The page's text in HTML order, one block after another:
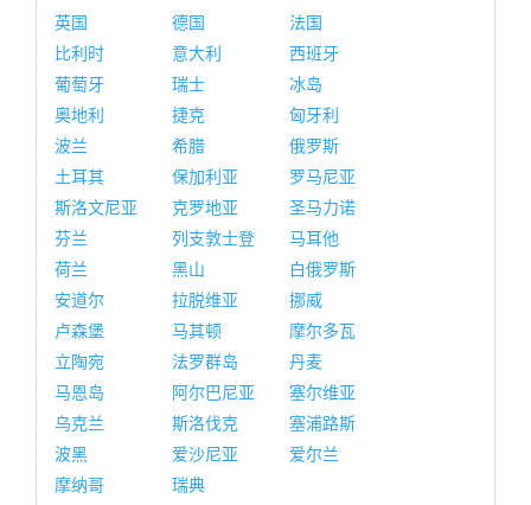
英国 德国
法国
比利时
意大利
西班牙
葡萄牙
瑞士
冰岛
奥地利
捷克
匈牙利
波兰
希腊
俄罗斯
土耳其
保加利亚
罗马尼亚
斯洛文尼亚
克罗地亚
圣马力诺
芬兰
列支敦士登
马耳他
荷兰
黑山
白俄罗斯
安道尔
拉脱维亚
挪威
卢森堡
马其顿
摩尔多瓦
立陶宛
法罗群岛
丹麦
马恩岛
阿尔巴尼亚
塞尔维亚
乌克兰
斯洛伐克
塞浦路斯
波黑
爱沙尼亚
爱尔兰
摩纳哥
瑞典